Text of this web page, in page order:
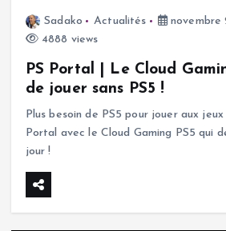
Sadako Actualités
novembre
4888 views
PS Portal | Le Cloud
de jouer sans PS5 !
Plus besoin de PS5 pour jouer aux
Portal avec le Cloud Gaming PS5 qui
jour !